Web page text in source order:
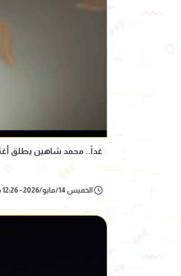
غداً.. محمد شاهين يطلق
الخميس 14/مايو/2026 - 12:26 م